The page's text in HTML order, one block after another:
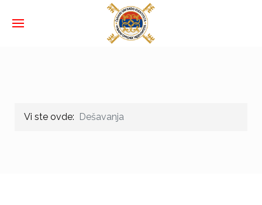
Vi ste ovde: Dešavanja